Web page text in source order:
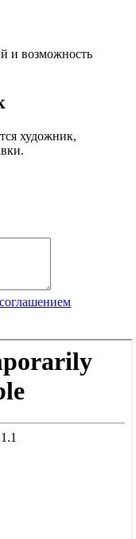
и возможность
художник,